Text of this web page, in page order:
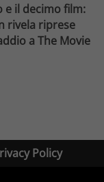
e il decimo film:
rivela riprese
a The Movie
Policy